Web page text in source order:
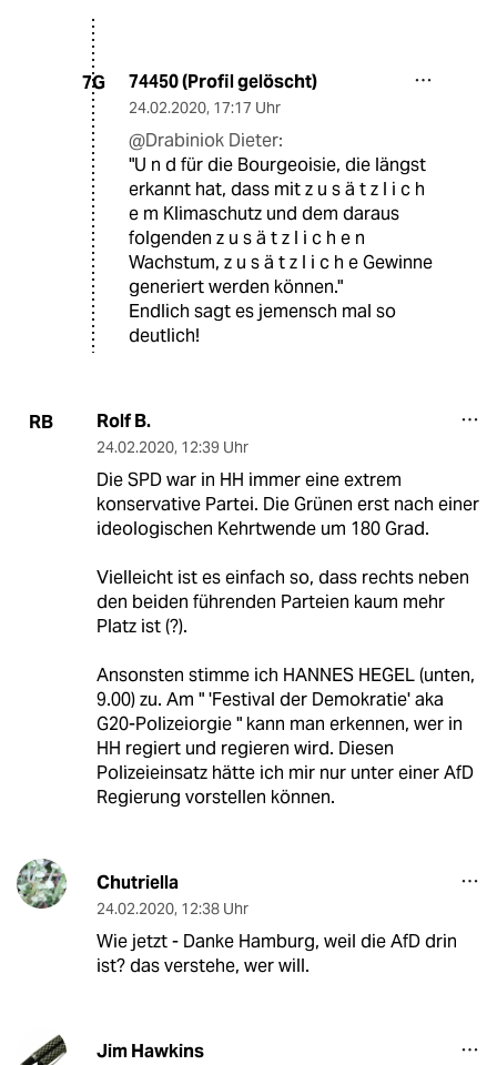
7G 74450 (Profil gelöscht)
24.02.2020, 17:17 Uhr
@Drabiniok Dieter:
"U n d für die Bourgeoisie, die längst
erkannt hat, dass mit z u s ä t z l i c h
e m Klimaschutz und dem daraus
folgenden z u s ä t z l i c h e n
Wachstum, z u s ä t z l i c h e Gewinne
generiert werden können."
Endlich sagt es jemensch mal so
deutlich!
RB Rolf B.
24.02.2020, 12:39 Uhr
Die SPD war in HH immer eine extrem
konservative Partei. Die Grünen erst nach einer
ideologischen Kehrtwende um 180 Grad.
Vielleicht ist es einfach so, dass rechts neben
den beiden führenden Parteien kaum mehr
Platz ist (?).
Ansonsten stimme ich HANNES HEGEL (unten,
9.00) zu. Am " 'Festival der Demokratie' aka
G20-Polizeiorgie " kann man erkennen, wer in
HH regiert und regieren wird. Diesen
Polizeieinsatz hätte ich mir nur unter einer AfD
Regierung vorstellen können.
Chutriella
24.02.2020, 12:38 Uhr
Wie jetzt - Danke Hamburg, weil die AfD drin
ist? das verstehe, wer will.
Jim Hawkins